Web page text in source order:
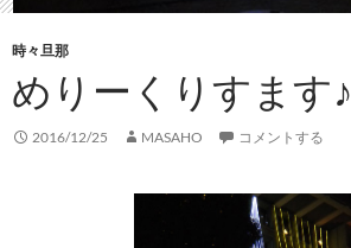
時々旦那
めりーくりすます♪
2016/12/25 MASAHO コメントする